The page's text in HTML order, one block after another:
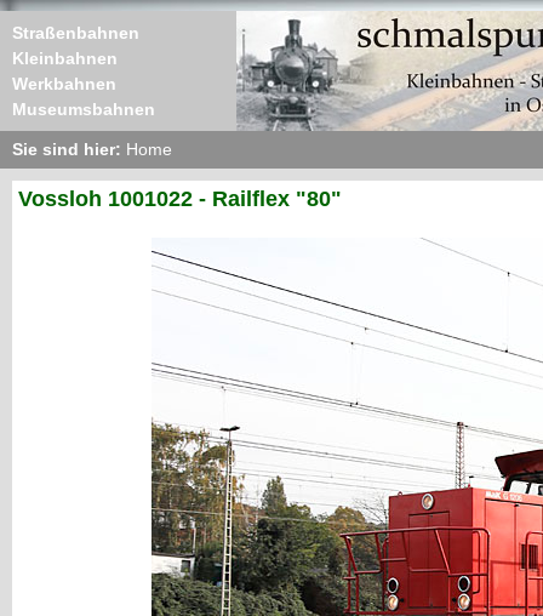
Straßenbahnen
Kleinbahnen
Werkbahnen
Museumsbahnen
Sie sind hier: Home
Vossloh 1001022 - Railflex "80"